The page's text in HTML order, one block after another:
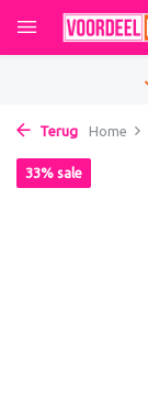
Terug Home
33% sale